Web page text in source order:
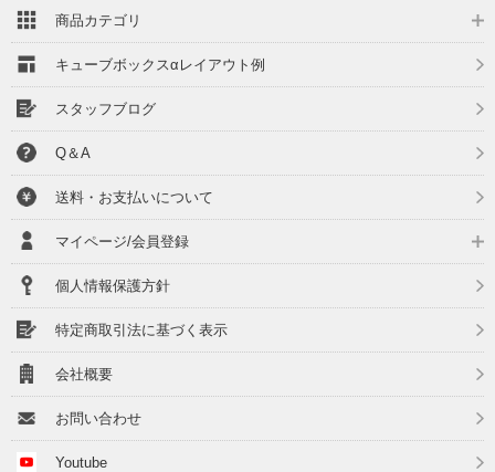
商品カテゴリ
キューブボックスαレイアウト例
スタッフブログ
Q＆A
送料・お支払いについて
マイページ/会員登録
個人情報保護方針
特定商取引法に基づく表示
会社概要
お問い合わせ
Youtube